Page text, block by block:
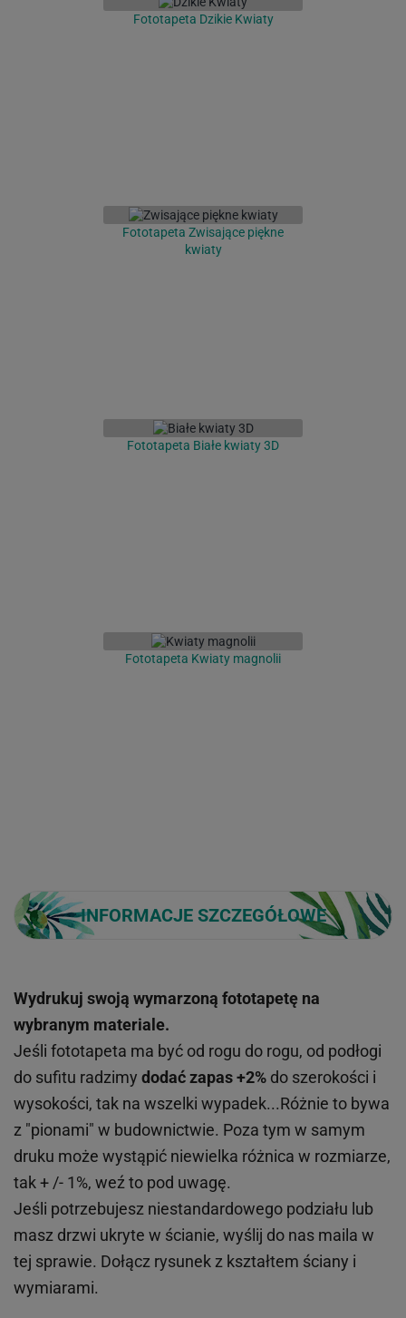
Fototapeta Dzikie Kwiaty
Fototapeta Zwisające piękne
kwiaty
Fototapeta Białe kwiaty 3D
Fototapeta Kwiaty magnolii
INFORMACJE SZCZEGÓŁOWE
Wydrukuj swoją wymarzoną fototapetę na
wybranym materiale.
Jeśli fototapeta ma być od rogu do rogu, od podłogi
do sufitu radzimy dodać zapas +2% do szerokości i
wysokości, tak na wszelki wypadek...Różnie to bywa
z "pionami" w budownictwie. Poza tym w samym
druku może wystąpić niewielka różnica w rozmiarze,
tak + /- 1%, weź to pod uwagę.
Jeśli potrzebujesz niestandardowego podziału lub
masz drzwi ukryte w ścianie, wyślij do nas maila w
tej sprawie. Dołącz rysunek z kształtem ściany i
wymiarami.